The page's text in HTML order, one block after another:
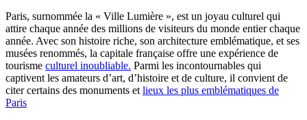
Paris, surnommée la « Ville Lumière », est un joyau culturel qui
attire chaque année des millions de visiteurs du monde entier chaque
année. Avec son histoire riche, son architecture emblématique, et ses
musées renommés, la capitale française offre une expérience de
tourisme culturel inoubliable. Parmi les incontournables qui
captivent les amateurs d’art, d’histoire et de culture, il convient de
citer certains des monuments et lieux les plus emblématiques de
Paris